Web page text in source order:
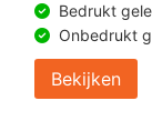
Bedrukt
Onbedrukt
Bekijken